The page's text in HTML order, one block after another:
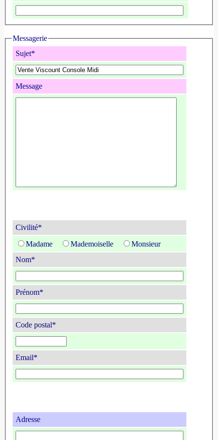
Messagerie
Sujet*
Message
Civilité*
Madame
Mademoiselle
Monsieur
Nom*
Prénom*
Code postal*
Email*
Adresse